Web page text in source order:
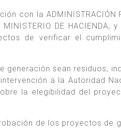
con la ADMINISTRACIÓN
DE HACIENDA,
de verificar el
sean residuos,
a la Autoridad
la elegibilidad del
de los proyectos de